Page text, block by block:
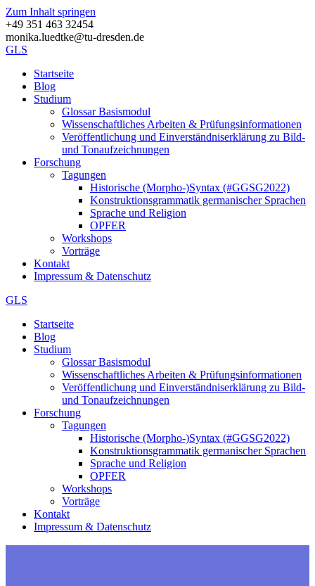
Zum Inhalt springen
+49 351 463 32454
monika.luedtke@tu-dresden.de
GLS
Startseite
Blog
Studium
Glossar Basismodul
Wissenschaftliches Arbeiten & Prüfungsinformationen
Veröffentlichung und Einverständniserklärung zu Bild-
und Tonaufzeichnungen
Forschung
Tagungen
Historische (Morpho-)Syntax (#GGSG2022)
Konstruktions­grammatik germani­scher Sprachen
Sprache und Religion
OPFER
Workshops
Vorträge
Kontakt
Impressum & Datenschutz
GLS
Startseite
Blog
Studium
Glossar Basismodul
Wissenschaftliches Arbeiten & Prüfungsinformationen
Veröffentlichung und Einverständniserklärung zu Bild-
und Tonaufzeichnungen
Forschung
Tagungen
Historische (Morpho-)Syntax (#GGSG2022)
Konstruktions­grammatik germani­scher Sprachen
Sprache und Religion
OPFER
Workshops
Vorträge
Kontakt
Impressum & Datenschutz